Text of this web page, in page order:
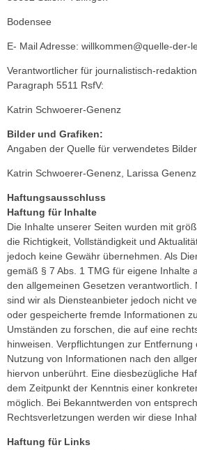
Bodensee
E- Mail Adresse: willkommen@quelle-der-
Verantwortlicher für journalistisch-
Paragraph 5511 RsfV:
Katrin Schwoerer-Genenz
Bilder und Grafiken:
Angaben der Quelle für verwendetes
Katrin Schwoerer-Genenz, Larissa
Haftungsausschluss
Haftung für Inhalte
Die Inhalte unserer Seiten wurden mit
die Richtigkeit, Vollständigkeit und
jedoch keine Gewähr übernehmen. Als
gemäß § 7 Abs. 1 TMG für eigene Inhalte
den allgemeinen Gesetzen verantwortlich.
sind wir als Diensteanbieter jedoch nicht
oder gespeicherte fremde Informationen
Umständen zu forschen, die auf eine
hinweisen. Verpflichtungen zur
Nutzung von Informationen nach den
hiervon unberührt. Eine diesbezügliche
dem Zeitpunkt der Kenntnis einer
möglich. Bei Bekanntwerden von
Rechtsverletzungen werden wir diese
Haftung für Links